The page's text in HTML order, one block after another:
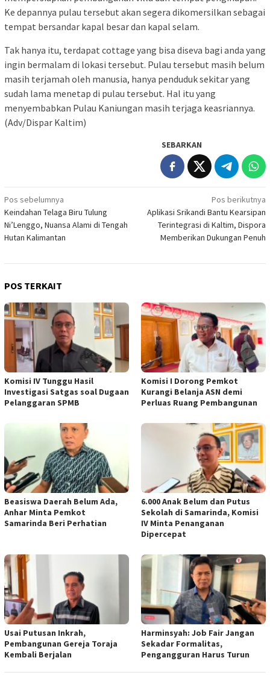
Ke depannya pulau tersebut akan segera dikomersilkan sebagai
tempat bersandar kapal besar dan kapal selam.
Tak hanya itu, terdapat cottage yang bisa diseva bagi anda yang
ingin bermalam di lokasi tersebut. Pulau tersebut masih belum
masih terjamah oleh manusia, hanya penduduk sekitar yang
sudah lama menetap di pulau tersebut. Hal itu yang
menyembabkan Pulau Kaniungan masih terjaga keasriannya.
(Adv/Dispar Kaltim)
SEBARKAN
Navigasi
pos
Pos sebelumnya
Keindahan Telaga Biru Tulung
Ni’Lenggo, Nuansa Alami di Tengah
Hutan Kalimantan
Pos berikutnya
Aplikasi Srikandi Bantu Kearsipan
Terintegrasi di Kaltim, Dispora
Memberikan Dukungan Penuh
POS TERKAIT
Komisi IV Tunggu Hasil
Investigasi Satgas soal Dugaan
Pelanggaran SPMB
Komisi I Dorong Pemkot
Kurangi Belanja ASN demi
Perluas Ruang Pembangunan
Beasiswa Daerah Belum Ada,
Anhar Minta Pemkot
Samarinda Beri Perhatian
6.000 Anak Belum dan Putus
Sekolah di Samarinda, Komisi
IV Minta Penanganan
Dipercepat
Usai Putusan Inkrah,
Pembangunan Gereja Toraja
Kembali Berjalan
Harminsyah: Job Fair Jangan
Sekadar Formalitas,
Pengangguran Harus Turun